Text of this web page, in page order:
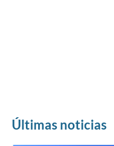
Últimas noticias